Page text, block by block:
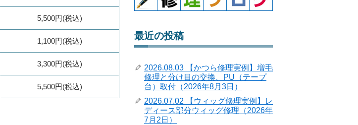
5,500円(税込)
1,100円(税込)
3,300円(税込)
5,500円(税込)
最近の投稿
2026.08.03 【かつら修理実例】増毛
修理と分け目の交換、PU（テープ
台）取付（2026年8月3日）
2026.07.02 【ウィッグ修理実例】レ
ディース部分ウィッグ修理（2026年
7月2日）